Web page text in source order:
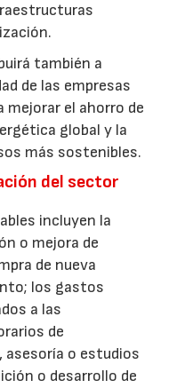
también a
de las empresas
el ahorro de
global y la
más sostenibles.
del sector
incluyen la
o mejora de
de nueva
los gastos
a las
de
asesoría o estudios
o desarrollo de